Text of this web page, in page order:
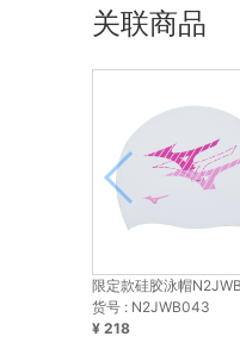
关联商品
限定款硅胶泳帽
货号 : N2JWB043
¥ 218